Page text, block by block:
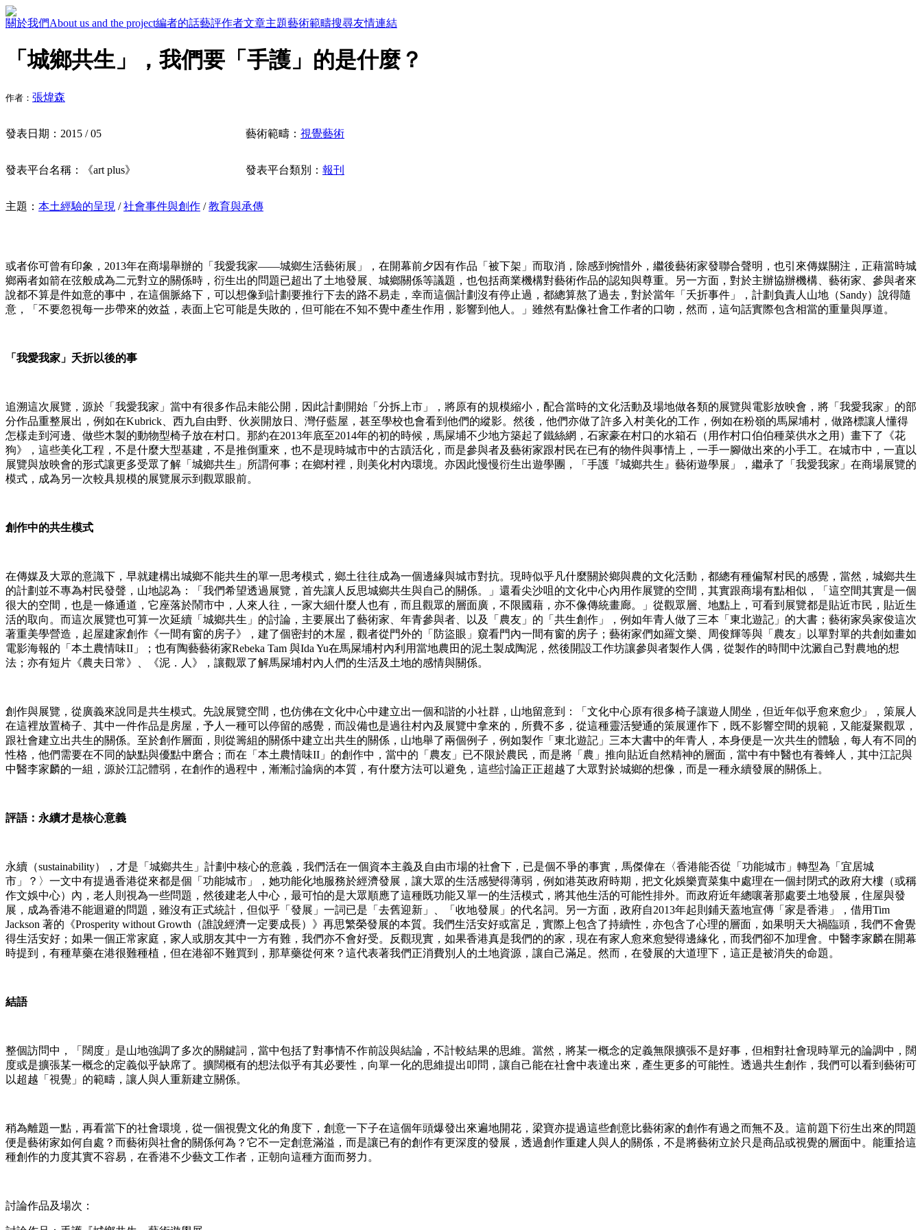
關於我們About us and the project編者的話藝評作者文章主題藝術範疇搜尋友情連結
「城鄉共生」，我們要「手護」的是什麼？
作者： 張煒森
發表日期： 2015 / 05 藝術範疇： 視覺藝術
發表平台名稱： 《art plus》 發表平台類別： 報刊
主題： 本土經驗的呈現 /社會事件與創作 /教育與承傳
或者你可曾有印象，2013年在商場舉辦的「我愛我家——城鄉生活藝術展」，在開幕前夕因有作品「被下架」而取消，除感到惋惜外，繼後藝術家發聯合聲明，也引來傳媒關注，正藉當時城
鄉兩者如箭在弦般成為二元對立的關係時，衍生出的問題已超出了土地發展、城鄉關係等議題，也包括商業機構對藝術作品的認知與尊重。另一方面，對於主辦協辦機構、藝術家、參與者來
說都不算是件如意的事中，在這個脈絡下，可以想像到計劃要推行下去的路不易走，幸而這個計劃沒有停止過，都總算熬了過去，對於當年「夭折事件」，計劃負責人山地（Sandy）說得隨
意，「不要忽視每一步帶來的效益，表面上它可能是失敗的，但可能在不知不覺中產生作用，影響到他人。」雖然有點像社會工作者的口吻，然而，這句話實際包含相當的重量與厚道。
「我愛我家」夭折以後的事
追溯這次展覽，源於「我愛我家」當中有很多作品未能公開，因此計劃開始「分拆上市」，將原有的規模縮小，配合當時的文化活動及場地做各類的展覽與電影放映會，將「我愛我家」的部
分作品重整展出，例如在Kubrick、西九自由野、伙炭開放日、灣仔藍屋，甚至學校也會看到他們的縱影。然後，他們亦做了許多入村美化的工作，例如在粉嶺的馬屎埔村，做路標讓人懂得
怎樣走到河邊、做些木製的動物型椅子放在村口。那約在2013年底至2014年的初的時候，馬屎埔不少地方築起了鐵絲網，石家豪在村口的水箱石（用作村口伯伯種菜供水之用）畫下了《花
狗》，這些美化工程，不是什麼大型基建，不是推倒重來，也不是現時城市中的古蹟活化，而是參與者及藝術家跟村民在已有的物件與事情上，一手一腳做出來的小手工。在城市中，一直以
展覽與放映會的形式讓更多受眾了解「城鄉共生」所謂何事；在鄉村裡，則美化村內環境。亦因此慢慢衍生出遊學團，「手護『城鄉共生』藝術遊學展」，繼承了「我愛我家」在商場展覽的
模式，成為另一次較具規模的展覽展示到觀眾眼前。
創作中的共生模式
在傳媒及大眾的意識下，早就建構出城鄉不能共生的單一思考模式，鄉土往往成為一個邊緣與城市對抗。現時似乎凡什麼關於鄉與農的文化活動，都總有種偏幫村民的感覺，當然，城鄉共生
的計劃並不專為村民發聲，山地認為：「我們希望透過展覽，首先讓人反思城鄉共生與自己的關係。」還看尖沙咀的文化中心內用作展覽的空間，其實跟商場有點相似，「這空間其實是一個
很大的空間，也是一條通道，它座落於鬧市中，人來人往，一家大細什麼人也有，而且觀眾的層面廣，不限國藉，亦不像傳統畫廊。」從觀眾層、地點上，可看到展覽都是貼近市民，貼近生
活的取向。而這次展覽也可算一次延續「城鄉共生」的討論，主要展出了藝術家、年青參與者、以及「農友」的「共生創作」，例如年青人做了三本「東北遊記」的大書；藝術家吳家俊這次
著重美學營造，起屋建家創作《一間有窗的房子》，建了個密封的木屋，觀者從門外的「防盜眼」窺看門內一間有窗的房子；藝術家們如羅文樂、周俊輝等與「農友」以單對單的共創如畫如
電影海報的「本土農情味II」；也有陶藝藝術家Rebeka Tam 與Ida Yu在馬屎埔村內利用當地農田的泥土製成陶泥，然後開設工作坊讓參與者製作人偶，從製作的時間中沈澱自己對農地的想
法；亦有短片《農夫日常》、《泥．人》，讓觀眾了解馬屎埔村內人們的生活及土地的感情與關係。
創作與展覽，從廣義來說同是共生模式。先說展覽空間，也仿佛在文化中心中建立出一個和諧的小社群，山地留意到：「文化中心原有很多椅子讓遊人閒坐，但近年似乎愈來愈少」，策展人
在這裡放置椅子、其中一件作品是房屋，予人一種可以停留的感覺，而設備也是過往村內及展覽中拿來的，所費不多，從這種靈活變通的策展運作下，既不影響空間的規範，又能凝聚觀眾，
跟社會建立出共生的關係。至於創作層面，則從籌組的關係中建立出共生的關係，山地舉了兩個例子，例如製作「東北遊記」三本大書中的年青人，本身便是一次共生的體驗，每人有不同的
性格，他們需要在不同的缺點與優點中磨合；而在「本土農情味II」的創作中，當中的「農友」已不限於農民，而是將「農」推向貼近自然精神的層面，當中有中醫也有養蜂人，其中江記與
中醫李家麟的一組，源於江記體弱，在創作的過程中，漸漸討論病的本質，有什麼方法可以避免，這些討論正正超越了大眾對於城鄉的想像，而是一種永續發展的關係上。
評語：永續才是核心意義
永續（sustainability），才是「城鄉共生」計劃中核心的意義，我們活在一個資本主義及自由市場的社會下，已是個不爭的事實，馬傑偉在〈香港能否從「功能城市」轉型為「宜居城
市」？〉一文中有提過香港從來都是個「功能城市」，她功能化地服務於經濟發展，讓大眾的生活感變得薄弱，例如港英政府時期，把文化娛樂賣菜集中處理在一個封閉式的政府大樓（或稱
作文娛中心）內，老人則視為一些問題，然後建老人中心，最可怕的是大眾順應了這種既功能又單一的生活模式，將其他生活的可能性排外。而政府近年總嚷著那處要土地發展，住屋與發
展，成為香港不能迴避的問題，雖沒有正式統計，但似乎「發展」一詞已是「去舊迎新」、「收地發展」的代名詞。另一方面，政府自2013年起則鋪天蓋地宣傳「家是香港」，借用Tim
Jackson 著的《Prosperity without Growth（誰說經濟一定要成長）》再思繁榮發展的本質。我們生活安好或富足，實際上包含了持續性，亦包含了心理的層面，如果明天大禍臨頭，我們不會覺
得生活安好；如果一個正常家庭，家人或朋友其中一方有難，我們亦不會好受。反觀現實，如果香港真是我們的的家，現在有家人愈來愈變得邊緣化，而我們卻不加理會。中醫李家麟在開幕
時提到，有種草藥在港很難種植，但在港卻不難買到，那草藥從何來？這代表著我們正消費別人的土地資源，讓自己滿足。然而，在發展的大道理下，這正是被消失的命題。
結語
整個訪問中，「闊度」是山地強調了多次的關鍵詞，當中包括了對事情不作前設與結論，不計較結果的思維。當然，將某一概念的定義無限擴張不是好事，但相對社會現時單元的論調中，闊
度或是擴張某一概念的定義似乎缺席了。擴闊概有的想法似乎有其必要性，向單一化的思維提出叩問，讓自己能在社會中表達出來，產生更多的可能性。透過共生創作，我們可以看到藝術可
以超越「視覺」的範疇，讓人與人重新建立關係。
稍為離題一點，再看當下的社會環境，從一個視覺文化的角度下，創意一下子在這個年頭爆發出來遍地開花，梁寶亦提過這些創意比藝術家的創作有過之而無不及。這前題下衍生出來的問題
便是藝術家如何自處？而藝術與社會的關係何為？它不一定創意滿溢，而是讓已有的創作有更深度的發展，透過創作重建人與人的關係，不是將藝術立於只是商品或視覺的層面中。能重拾這
種創作的力度其實不容易，在香港不少藝文工作者，正朝向這種方面而努力。
討論作品及場次：